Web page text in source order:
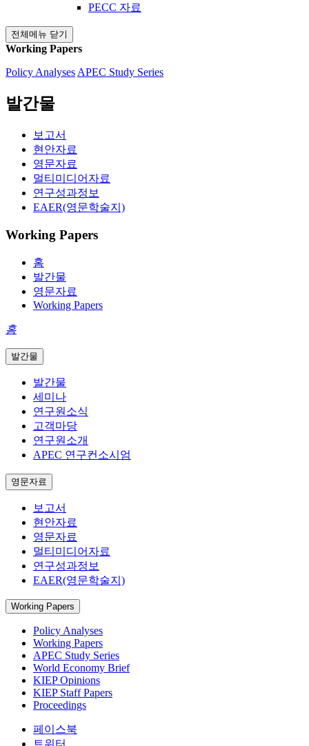
PECC 자료
전체메뉴 닫기
Working Papers
Policy Analyses APEC Study Series
발간물
보고서
현안자료
영문자료
멀티미디어자료
연구성과정보
EAER(영문학술지)
Working Papers
홈
발간물
영문자료
Working Papers
홈
발간물
발간물
세미나
연구원소식
고객마당
연구원소개
APEC 연구컨소시엄
영문자료
보고서
현안자료
영문자료
멀티미디어자료
연구성과정보
EAER(영문학술지)
Working Papers
Policy Analyses
Working Papers
APEC Study Series
World Economy Brief
KIEP Opinions
KIEP Staff Papers
Proceedings
페이스북